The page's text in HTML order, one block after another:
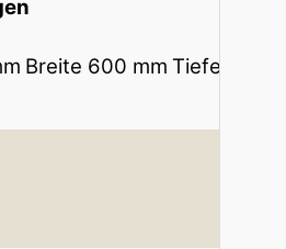
Breite 600 mm Tiefe